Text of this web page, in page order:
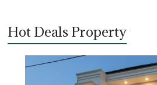
Hot Deals Property